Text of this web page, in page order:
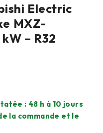
Electric
MXZ-
– R32
: 48 h à 10 jours
la commande et le